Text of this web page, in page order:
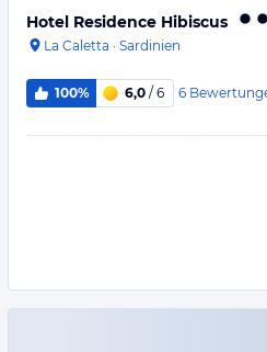
Hotel Residence Hibiscus
La Caletta · Sardinien
100% 6,0 / 6 6